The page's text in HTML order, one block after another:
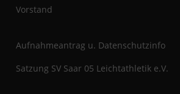
Vorstand
Aufnahmeantrag u. Datenschutzinfo
Satzung SV Saar 05 Leichtathletik e.V.